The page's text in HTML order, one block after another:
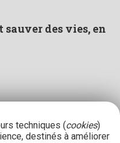
des vies, en
techniques (cookies)
destinés à améliorer